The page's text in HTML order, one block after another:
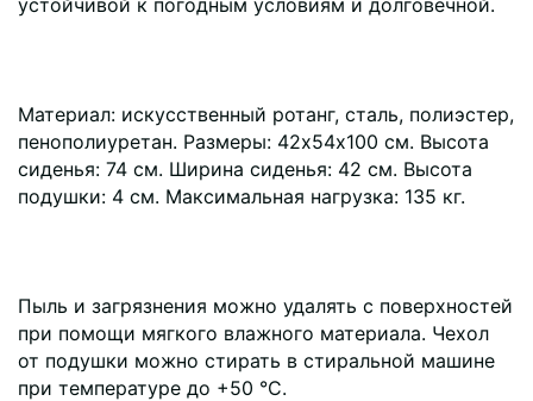
Материал: искусственный ротанг, сталь, полиэстер,
пенополиуретан. Размеры: 42х54х100 см. Высота
сиденья: 74 см. Ширина сиденья: 42 см. Высота
подушки: 4 см. Максимальная нагрузка: 135 кг.
Пыль и загрязнения можно удалять с поверхностей
при помощи мягкого влажного материала. Чехол
от подушки можно стирать в стиральной машине
при температуре до +50 °С.